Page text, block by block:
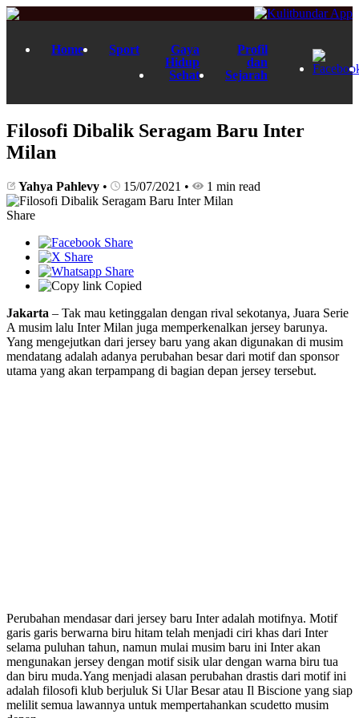
Home Sport
Gaya
Hidup
Sehat
Profil
dan
Sejarah
Filosofi Dibalik Seragam Baru Inter
Milan
Yahya Pahlevy • 15/07/2021 • 1 min read
Share
Copied
Jakarta – Tak mau ketinggalan dengan rival sekotanya, Juara Serie
A musim lalu Inter Milan juga memperkenalkan jersey barunya.
Yang mengejutkan dari jersey baru yang akan digunakan di musim
mendatang adalah adanya perubahan besar dari motif dan sponsor
utama yang akan terpampang di bagian depan jersey tersebut.
Perubahan mendasar dari jersey baru Inter adalah motifnya. Motif
garis garis berwarna biru hitam telah menjadi ciri khas dari Inter
selama puluhan tahun, namun mulai musim baru ini Inter akan
mengunakan jersey dengan motif sisik ular dengan warna biru tua
dan biru muda.Yang menjadi alasan perubahan drastis dari motif ini
adalah filosofi klub berjuluk Si Ular Besar atau Il Biscione yang siap
melilit semua lawannya untuk mempertahankan scudetto musim